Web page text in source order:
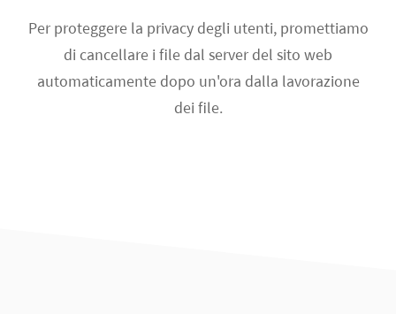
Per proteggere la privacy degli utenti, promettiamo
di cancellare i file dal server del sito web
automaticamente dopo un'ora dalla lavorazione
dei file.